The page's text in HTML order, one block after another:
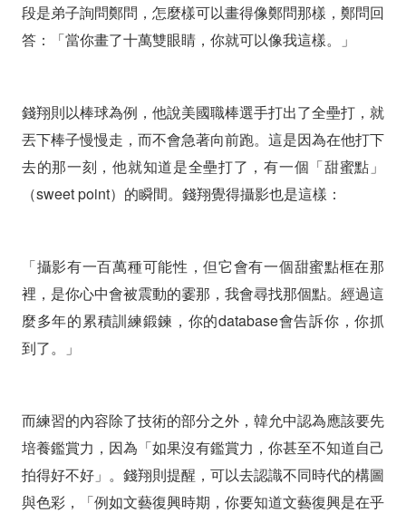
段是弟子詢問鄭問，怎麼樣可以畫得像鄭問那樣，鄭問回
答：「當你畫了十萬雙眼睛，你就可以像我這樣。」
錢翔則以棒球為例，他說美國職棒選手打出了全壘打，就
丟下棒子慢慢走，而不會急著向前跑。這是因為在他打下
去的那一刻，他就知道是全壘打了，有一個「甜蜜點」
（sweet point）的瞬間。錢翔覺得攝影也是這樣：
「攝影有一百萬種可能性，但它會有一個甜蜜點框在那
裡，是你心中會被震動的霎那，我會尋找那個點。經過這
麼多年的累積訓練鍛鍊，你的database會告訴你，你抓
到了。」
而練習的內容除了技術的部分之外，韓允中認為應該要先
培養鑑賞力，因為「如果沒有鑑賞力，你甚至不知道自己
拍得好不好」。錢翔則提醒，可以去認識不同時代的構圖
與色彩，「例如文藝復興時期，你要知道文藝復興是在乎